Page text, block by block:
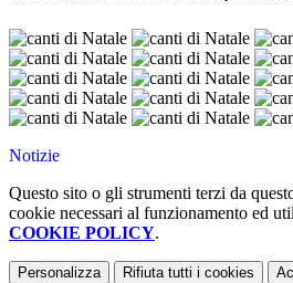
Notizie
Questo sito o gli strumenti terzi da
cookie necessari al funzionamento ed
COOKIE POLICY.
Personalizza Rifiuta tutti i cookies